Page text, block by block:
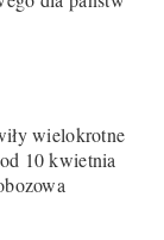
wielokrotne
10 kwietnia